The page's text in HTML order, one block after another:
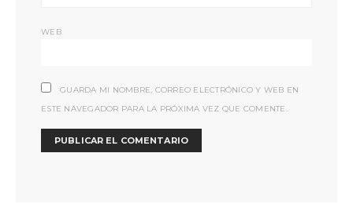
WEB
GUARDA MI NOMBRE, CORREO ELECTRÓNICO Y WEB EN
ESTE NAVEGADOR PARA LA PRÓXIMA VEZ QUE COMENTE.